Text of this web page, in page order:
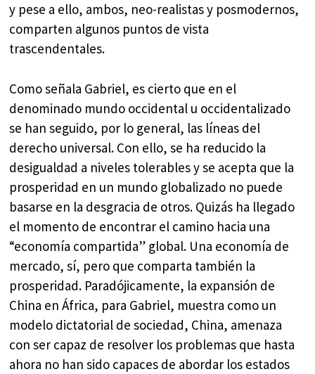
y pese a ello, ambos, neo-realistas y posmodernos,
comparten algunos puntos de vista
trascendentales.
Como señala Gabriel, es cierto que en el
denominado mundo occidental u occidentalizado
se han seguido, por lo general, las líneas del
derecho universal. Con ello, se ha reducido la
desigualdad a niveles tolerables y se acepta que la
prosperidad en un mundo globalizado no puede
basarse en la desgracia de otros. Quizás ha llegado
el momento de encontrar el camino hacia una
“economía compartida” global. Una economía de
mercado, sí, pero que comparta también la
prosperidad. Paradójicamente, la expansión de
China en África, para Gabriel, muestra como un
modelo dictatorial de sociedad, China, amenaza
con ser capaz de resolver los problemas que hasta
ahora no han sido capaces de abordar los estados